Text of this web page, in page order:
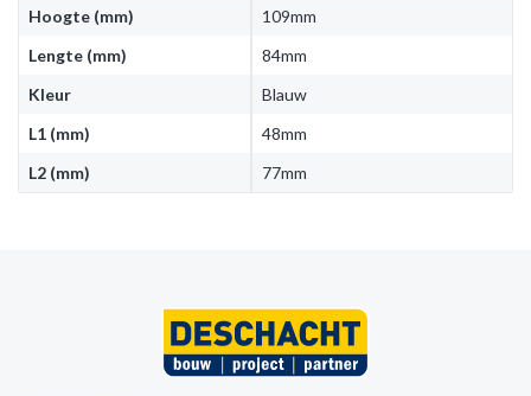
Hoogte (mm)
109mm
Lengte (mm)
84mm
Kleur
Blauw
L1 (mm)
48mm
L2 (mm)
77mm